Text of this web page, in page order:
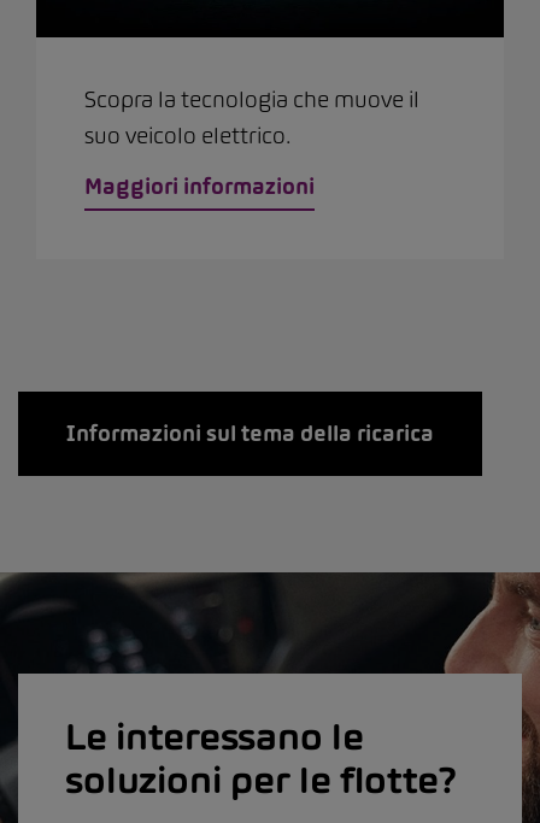
Scopra la tecnologia che muove il
suo veicolo elettrico.
Maggiori informazioni
Informazioni sul tema della ricarica
Le interessano le
soluzioni per le flotte?